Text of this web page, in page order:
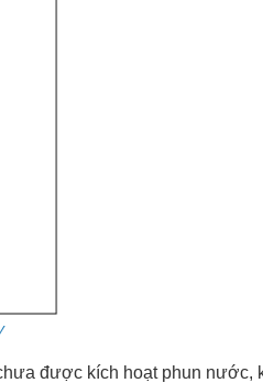
được kích hoạt phun nước,